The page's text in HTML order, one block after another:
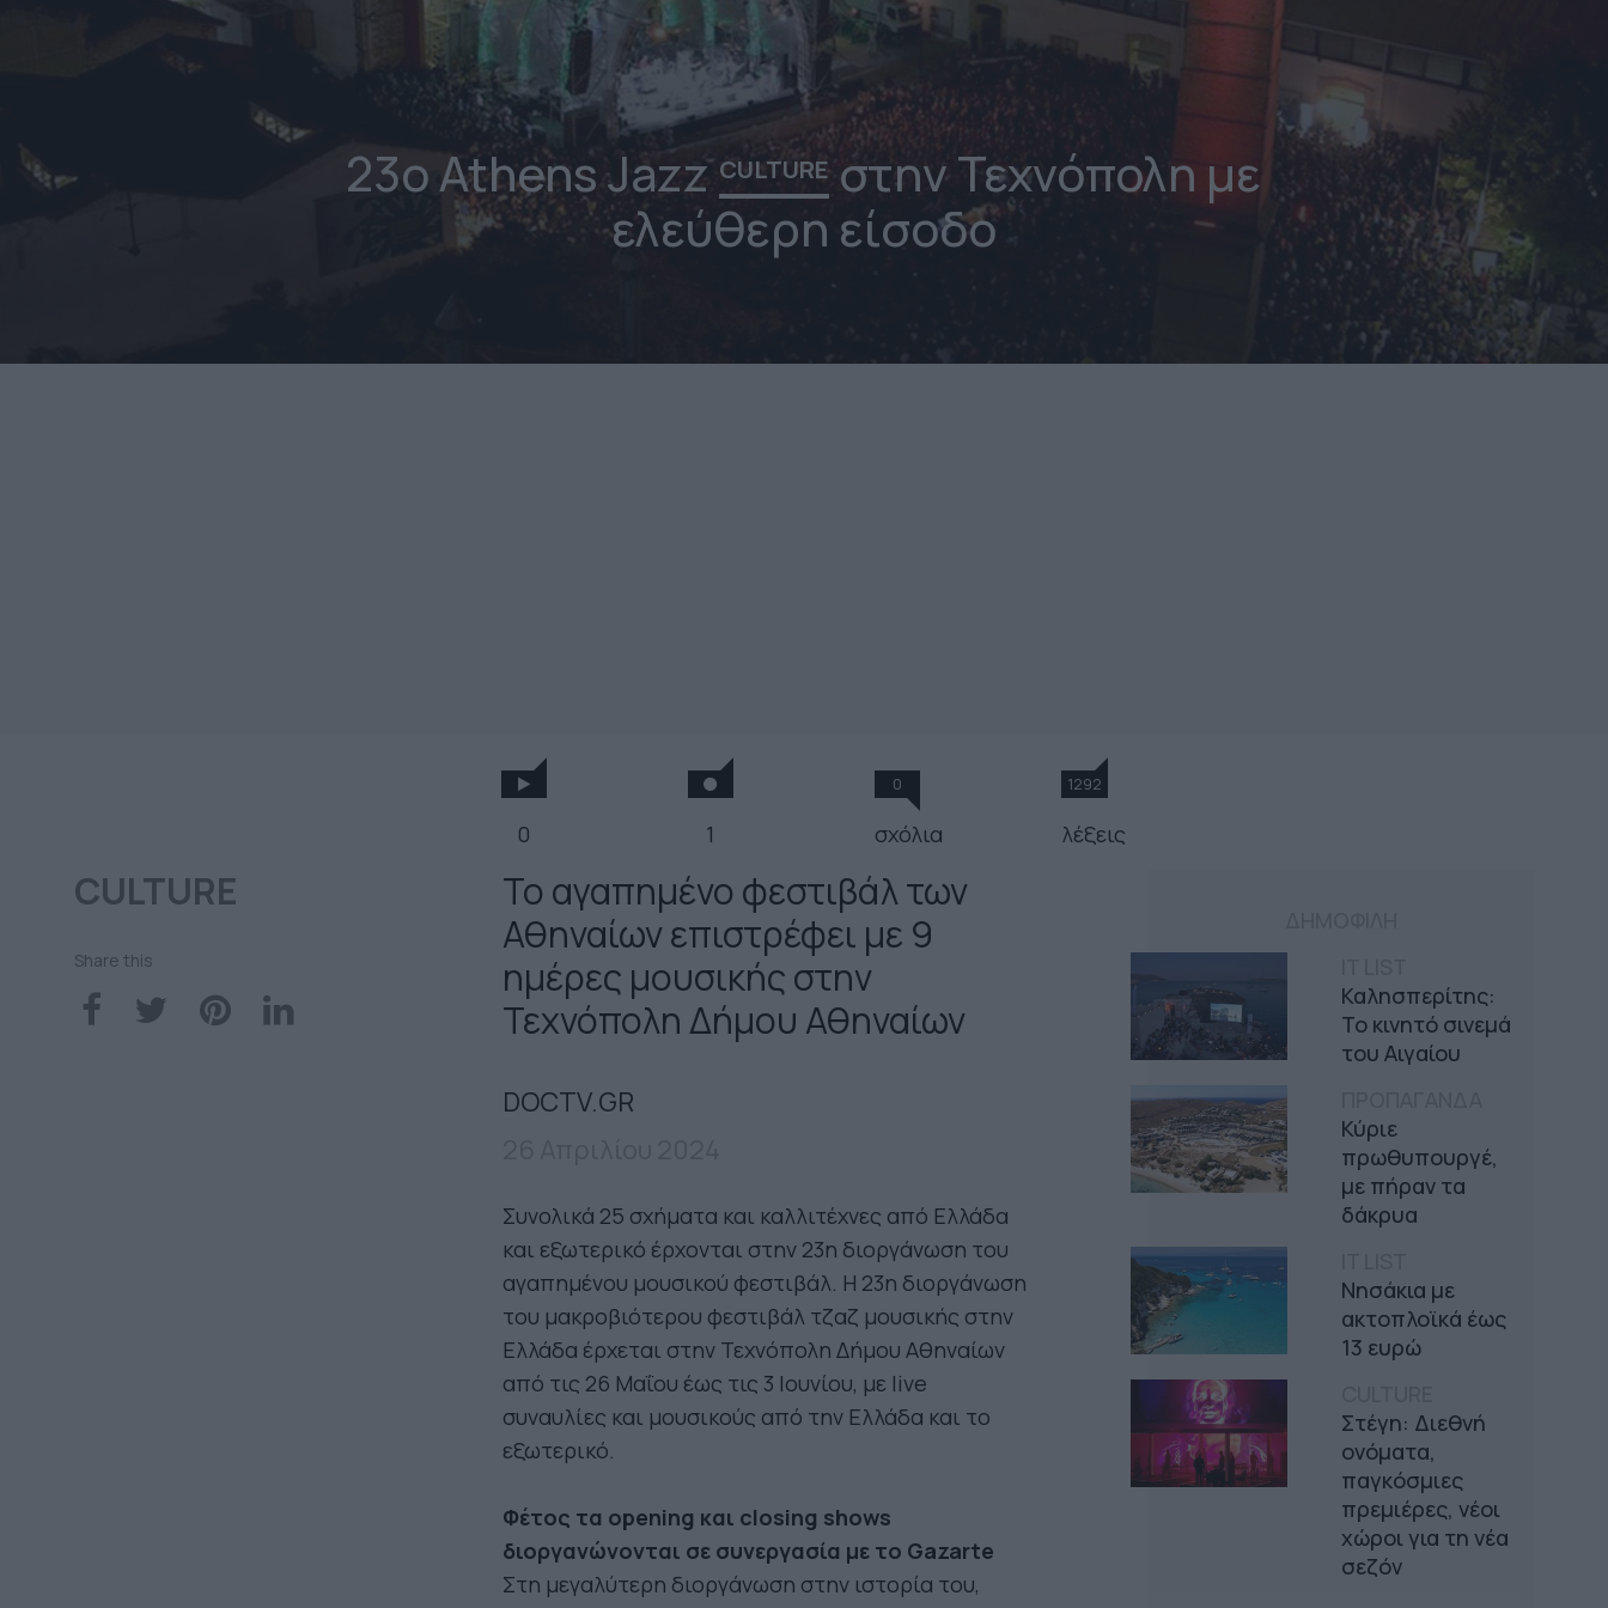
23o Athens Jazz CULTURE στην Τεχνόπολη με
ελεύθερη είσοδο
0 1
0
σχόλια
1292
λέξεις
CULTURE
Share this
Καλησπερίτης:
Το κινητό σινεμά
του Αιγαίου
Κύριε
πρωθυπουργέ,
με πήραν τα
δάκρυα
Νησάκια με
ακτοπλοϊκά έως
13 ευρώ
Στέγη: Διεθνή
ονόματα,
παγκόσμιες
πρεμιέρες, νέοι
χώροι για τη νέα
σεζόν
Το αγαπημένο φεστιβάλ των
Αθηναίων επιστρέφει με 9
ημέρες μουσικής στην
Τεχνόπολη Δήμου Αθηναίων
DOCTV.GR
Συνολικά 25 σχήματα και καλλιτέχνες από Ελλάδα
και εξωτερικό έρχονται στην 23η διοργάνωση του
αγαπημένου μουσικού φεστιβάλ. Η 23η διοργάνωση
του μακροβιότερου φεστιβάλ τζαζ μουσικής στην
Ελλάδα έρχεται στην Τεχνόπολη Δήμου Αθηναίων
από τις 26 Μαΐου έως τις 3 Ιουνίου, με live
συναυλίες και μουσικούς από την Ελλάδα και το
εξωτερικό.
Φέτος τα opening και closing shows
διοργανώνονται σε συνεργασία με το Gazarte
Στη μεγαλύτερη διοργάνωση στην ιστορία του,